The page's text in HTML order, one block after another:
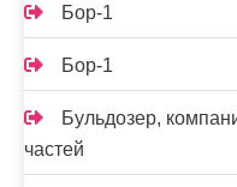
Бор-1
Бор-1
Бульдозер,
частей